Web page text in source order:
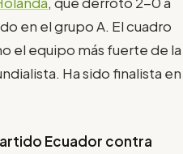
en el grupo A. El cuadro
el equipo más fuerte de la
Ha sido finalista en
Ecuador contra